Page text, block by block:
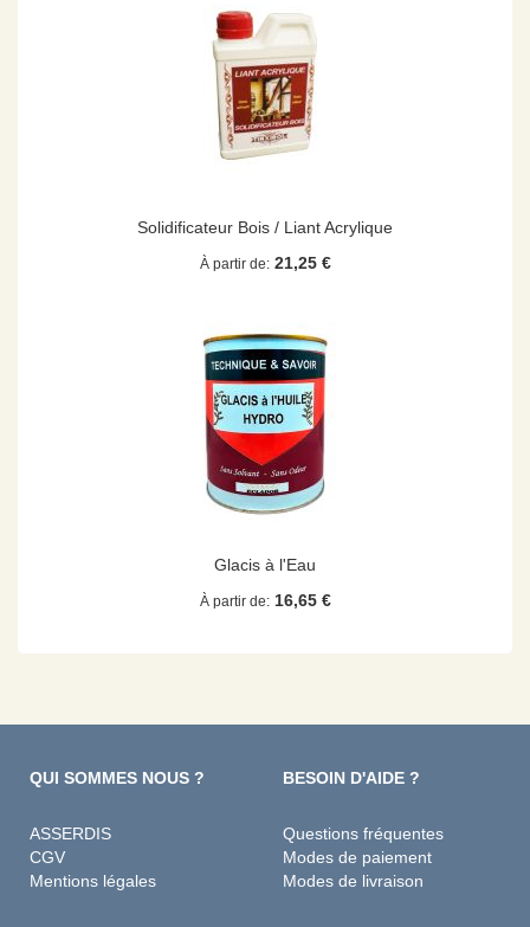
Solidificateur Bois / Liant Acrylique
À partir de 21,25 €
Glacis à l'Eau
À partir de 16,65 €
QUI SOMMES NOUS ?
ASSERDIS
CGV
Mentions légales
BESOIN D'AIDE ?
Questions fréquentes
Modes de paiement
Modes de livraison